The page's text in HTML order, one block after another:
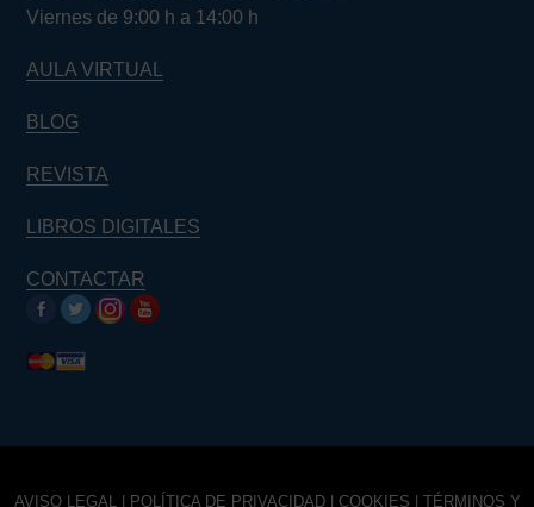
Viernes de 9:00 h a 14:00 h
AULA VIRTUAL
BLOG
REVISTA
LIBROS DIGITALES
CONTACTAR
AVISO LEGAL| POLÍTICA DE PRIVACIDAD| COOKIES TÉRMINOS Y